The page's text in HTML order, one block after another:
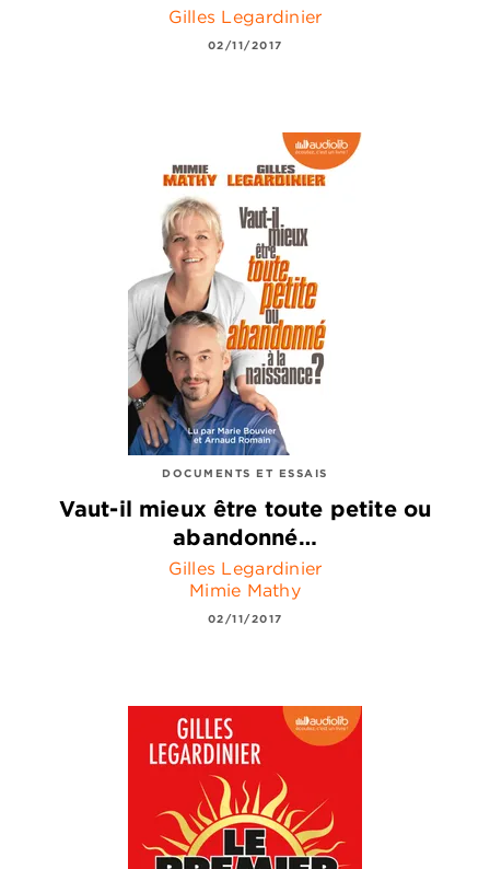
Gilles Legardinier
02/11/2017
DOCUMENTS ET ESSAIS
Vaut-il mieux être toute petite ou
abandonné…
Gilles Legardinier
Mimie Mathy
02/11/2017